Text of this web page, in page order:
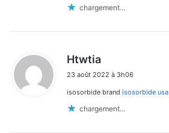
chargement…
Htwtia
t
23 août 2022 à 3h06
isosorbide brand isosorbide usa
chargement…